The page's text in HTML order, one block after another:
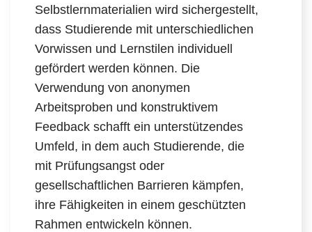
Selbstlernmaterialien wird sichergestellt,
dass Studierende mit unterschiedlichen
Vorwissen und Lernstilen individuell
gefördert werden können. Die
Verwendung von anonymen
Arbeitsproben und konstruktivem
Feedback schafft ein unterstützendes
Umfeld, in dem auch Studierende, die
mit Prüfungsangst oder
gesellschaftlichen Barrieren kämpfen,
ihre Fähigkeiten in einem geschützten
Rahmen entwickeln können.